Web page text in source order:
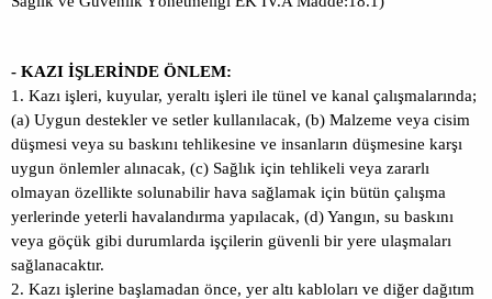
- KAZI İŞLERİNDE ÖNLEM:
1. Kazı işleri, kuyular, yeraltı işleri ile tünel ve kanal çalışmalarında;
(a) Uygun destekler ve setler kullanılacak, (b) Malzeme veya cisim
düşmesi veya su baskını tehlikesine ve insanların düşmesine karşı
uygun önlemler alınacak, (c) Sağlık için tehlikeli veya zararlı
olmayan özellikte solunabilir hava sağlamak için bütün çalışma
yerlerinde yeterli havalandırma yapılacak, (d) Yangın, su baskını
veya göçük gibi durumlarda işçilerin güvenli bir yere ulaşmaları
sağlanacaktır.
2. Kazı işlerine başlamadan önce, yer altı kabloları ve diğer dağıtım